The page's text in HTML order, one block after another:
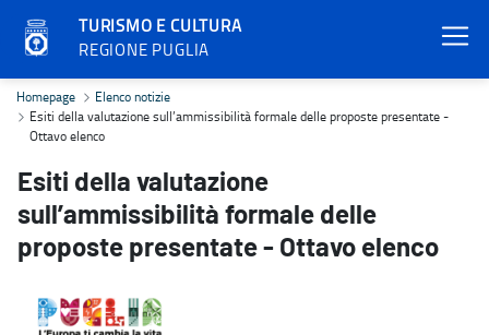
TURISMO E CULTURA
REGIONE PUGLIA
Esiti della valutazione sull’ammissibilità formale delle proposte
Homepage
Elenco notizie
Esiti della valutazione sull’ammissibilità formale delle proposte presentate -
Ottavo elenco
Esiti della valutazione
sull’ammissibilità formale delle
proposte presentate - Ottavo elenco